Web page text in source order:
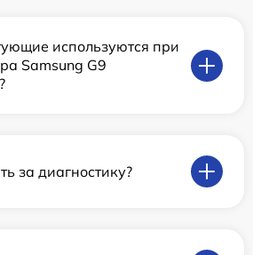
используются при
Samsung G9
за диагностику?